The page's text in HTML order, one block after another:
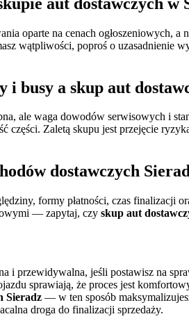
oparte na cenach ogłoszeniowych,
wątpliwości, poproś o uzasadnienie
i busy a skup aut
ale waga dowodów serwisowych i
części. Zaletą skupu jest przejęcie
dostawczych
formy płatności, czas finalizacji
— zapytaj, czy skup aut
i przewidywalna, jeśli postawisz na
sprawiają, że proces jest
Sieradz — w ten sposób
droga do finalizacji sprzedaży.